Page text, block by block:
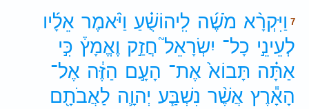
7 וַיִּקְרָ֨א מֹשֶׁ֜ה לִֽיהוֹשֻׁ֗עַ וַיֹּ֨אמֶר אֵלָ֜יו
לְעֵינֵ֣י כָל־ יִשְׂרָאֵל֮ חֲזַ֣ק וֶאֱמָץ֒ כִּ֣י
אַתָּ֗ה תָּבוֹא֙ אֶת־ הָעָ֣ם הַזֶּ֔ה אֶל־
הָאָ֕רֶץ אֲשֶׁ֨ר נִשְׁבַּ֧ע יְהוָ֛ה לַאֲבֹתָ֖ם